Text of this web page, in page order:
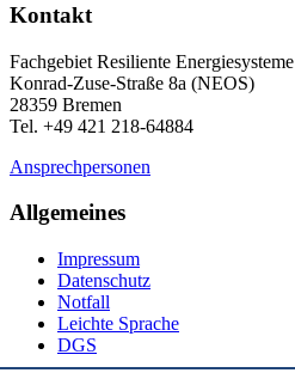
Kontakt
Fachgebiet Resiliente Energiesysteme
Konrad-Zuse-Straße 8a (NEOS)
28359 Bremen
Tel. +49 421 218-64884
Ansprechpersonen
Allgemeines
Impressum
Datenschutz
Notfall
Leichte Sprache
DGS